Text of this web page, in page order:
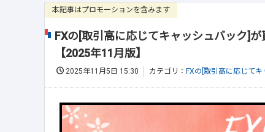
本記事はプロモーションを含みます
FXの[取引高に応じてキャッシュバック]
【2025年11月版】
2025年11月5日 15:30 カテゴリ： FXの[取引高に応じて